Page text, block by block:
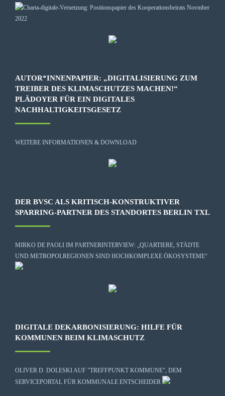
AUTOR*INNENPAPIER: „DIGITALISIERUNG ZUM
TREIBER DES KLIMASCHUTZES MACHEN!“
PLÄDOYER FÜR EIN DIGITALES
NACHHALTIGKEITSGESETZ
WEITERE INFORMATIONEN & DOWNLOAD
DER BVSC ALS KRITISCH-KONSTRUKTIVER
SPARRING-PARTNER DES STANDORTES BERLIN TXL
MIRKO DE PAOLI IM PARTNERINTERVIEW: „QUARTIERE, STÄDTE
UND METROPOLREGIONEN SIND HOCHKOMPLEXE ÖKOSYSTEME“
DIGITALE DEKARBONISIERUNG: HILFE FÜR
KOMMUNEN BEIM KLIMASCHUTZ
OLIVER D. DOLESKI AUF "TREFFPUNKT KOMMUNE", DEM
SERVICEPORTAL FÜR KOMMUNALE ENTSCHEIDER